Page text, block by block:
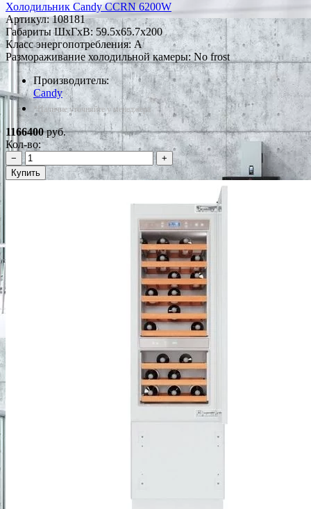
Холодильник Candy CCRN 6200W
Артикул:108181
Габариты ШxГxВ: 59.5x65.7x200
Класс энергопотребления: A
Размораживание холодильной камеры: No frost
Производитель:
Candy
*Наличие уточняйте у менеджера
1166400руб.
Кол-во:
−
+
Купить